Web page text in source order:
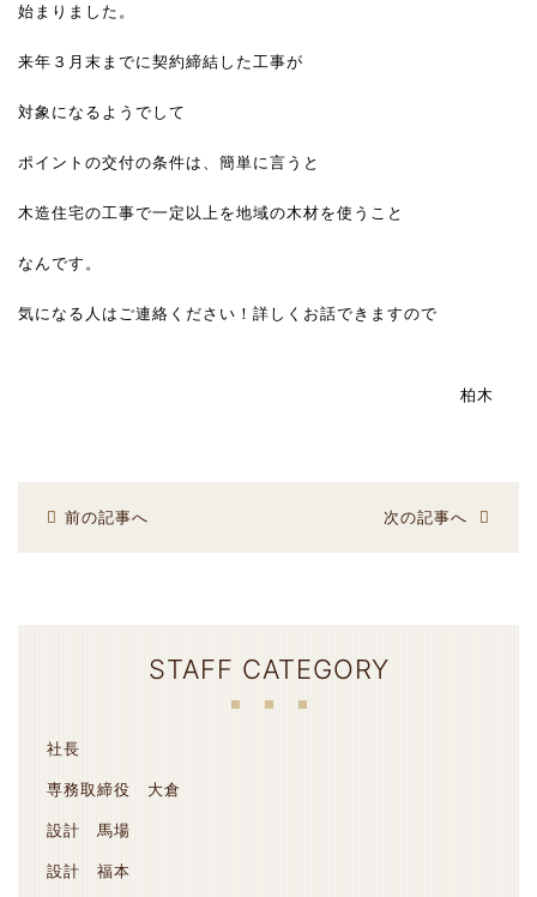
始まりました。
来年３月末までに契約締結した工事が
対象になるようでして
ポイントの交付の条件は、簡単に言うと
木造住宅の工事で一定以上を地域の木材を使うこと
なんです。
気になる人はご連絡ください！詳しくお話できますので
柏木
前の記事へ 次の記事へ
STAFF CATEGORY
社長
専務取締役 大倉
設計 馬場
設計 福本